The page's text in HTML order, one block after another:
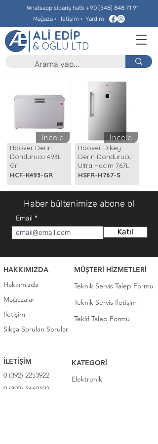
ALİ EDİP
& OĞLU LTD
Whatsapp sipariş hattı +90 (548) 848 71 91
Mağaza · İletişim · Yardım
İncele
Hoover Derin
Dondurucu 493L
Gri
HCF-K493-GR
İncele
Hoover Dikey
Derin Dondurucu
Ultra Hacim 767L
HSFR-H767-S
Haber bültenimize abone ol
Email
Katıl
HAKKIMIZDA
Hakkımızda
Mağazalar
İletişim
Sıkça Sorulan Sorular
MÜŞTERİ HİZMETLERİ
Teknik Servis Talep Formu
Teknik Servis İletişim
Teklif Talep Formu
İLETİŞİM
0 (392) 2253922
0 (392) 3660102
KATEGORİ
Elektronik